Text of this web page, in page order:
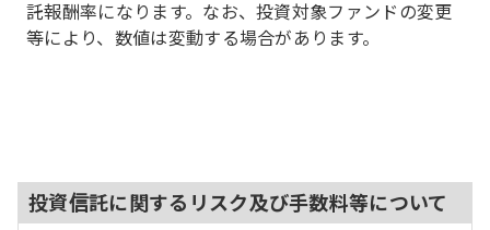
託報酬率になります。なお、投資対象ファンドの変更
等により、数値は変動する場合があります。
投資信託に関するリスク及び手数料等について